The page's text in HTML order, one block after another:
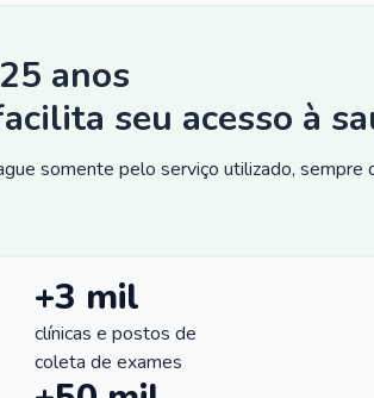
anos
seu acesso à
somente pelo serviço utilizado, sempre
+3 mil
clínicas e postos de
coleta de exames